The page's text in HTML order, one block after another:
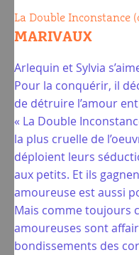
La Double Inconstance
MARIVAUX
Arlequin et Sylvia
Pour la conquérir, il
de détruire l’amour
« La Double
la plus cruelle de
déploient leurs
aux petits. Et ils
amoureuse est aussi
Mais comme toujours
amoureuses sont
bondissements des